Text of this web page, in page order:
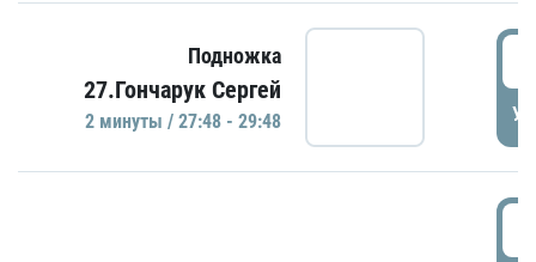
Подножка
27.Гончарук Сергей
2 минуты / 27:48 - 29:48